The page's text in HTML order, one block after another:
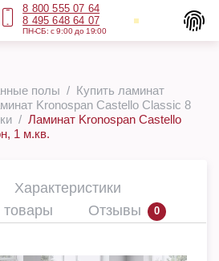
8 800 555 07 64
8 495 648 64 07
ПН-СБ: с 9:00 до 19:00
полы
Купить ламинат
Kronospan Castello Classic 8
Ламинат Kronospan Castello
1 м.кв.
Характеристики
Отзывы 0